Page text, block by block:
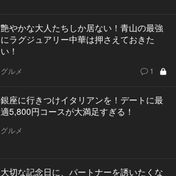
艶やかな大人たちしか居ない！青山の最強
にラグジュアリー中華は押さえておきた
い！
グルメ 1
銀座に行きつけイタリアンを！デートに最
適5,800円コースが大満足すぎる！
グルメ
大切な記念日に、パートナーを誘いたくな